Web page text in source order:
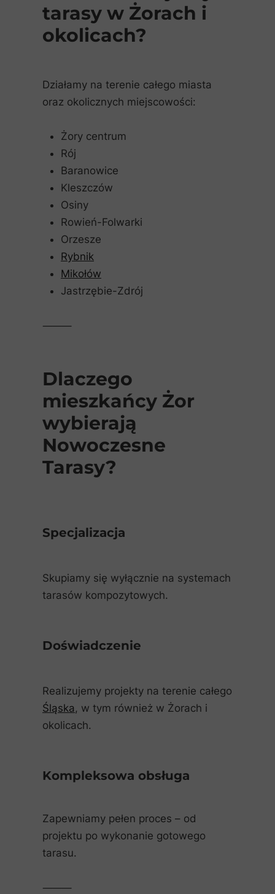
tarasy w Żorach i
okolicach?
Działamy na terenie całego miasta
oraz okolicznych miejscowości:
Żory centrum
Rój
Baranowice
Kleszczów
Osiny
Rowień-Folwarki
Orzesze
Rybnik
Mikołów
Jastrzębie-Zdrój
⸻
Dlaczego
mieszkańcy Żor
wybierają
Nowoczesne
Tarasy?
Specjalizacja
Skupiamy się wyłącznie na systemach
tarasów kompozytowych.
Doświadczenie
Realizujemy projekty na terenie całego
Śląska , w tym również w Żorach i
okolicach.
Kompleksowa obsługa
Zapewniamy pełen proces – od
projektu po wykonanie gotowego
tarasu.
⸻